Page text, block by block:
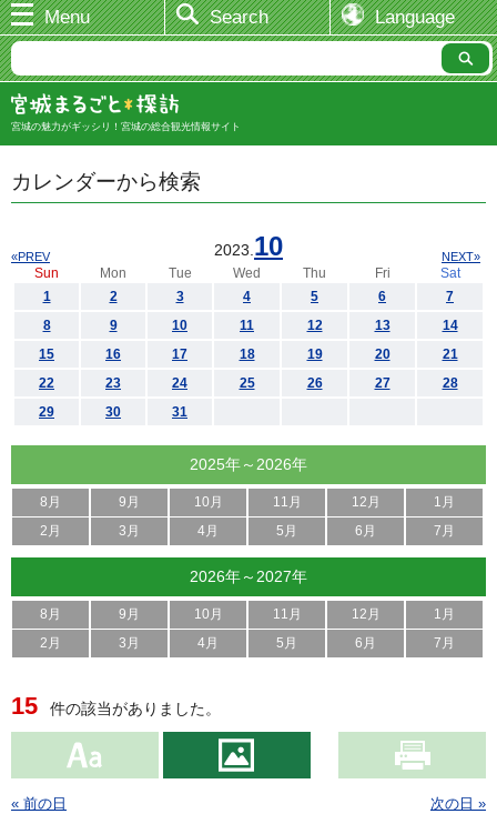
Menu Search Language
宮城の魅力がギッシリ！宮城の総合観光情報サイト
カレンダーから検索
2023. 10
«PREV NEXT»
Sun Mon Tue Wed Thu Fri
Sat
1
2 3 4 5 6
7
8
9 10 11 12 13
14
15
16 17 18 19 20
21
22
23 24 25 26 27
28
29
30 31
2025年～2026年
8月 9月 10月 11月 12月
1月
2月
3月 4月 5月 6月 7月
2026年～2027年
8月 9月 10月 11月 12月
1月
2月
3月 4月 5月 6月 7月
15 件の該当がありました。
« 前の日 次の日 »